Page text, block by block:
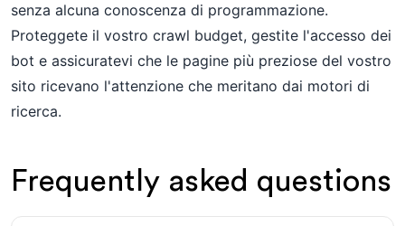
senza alcuna conoscenza di programmazione.
Proteggete il vostro crawl budget, gestite l'accesso dei
bot e assicuratevi che le pagine più preziose del vostro
sito ricevano l'attenzione che meritano dai motori di
ricerca.
Frequently asked questions